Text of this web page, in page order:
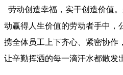
劳动创造幸福，实干创造价值
动赢得人生价值的劳动者手中，
携全体员工上下齐心、紧密协作
让辛勤挥洒的每一滴汗水都散发